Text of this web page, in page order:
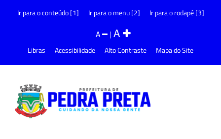
Ir para o conteúdo [1] Ir para o menu [2] Ir para o rodapé [3]
A |A
Libras Acessibilidade Alto Contraste Mapa do Site